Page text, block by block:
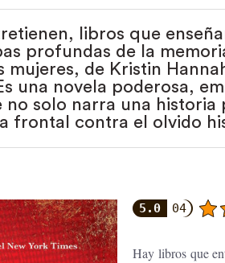
libros que
profundas de la
mujeres, de Kristin
una novela poderosa,
no solo narra una historia
frontal contra el olvido
5.0 04
Hay libros que